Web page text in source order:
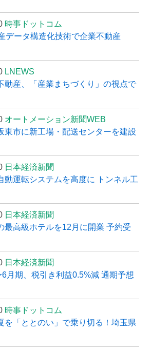
時事ドットコム
データ構造化技術で企業不動産
LNEWS
動産、「産業まちづくり」の視点で
オートメーション新聞WEB
東市に新工場・配送センターを建設
日本経済新聞
動運転システムを高度に トンネル工
日本経済新聞
最高級ホテルを12月に開業 予約受
日本経済新聞
月期、税引き利益0.5%減 通期予想
時事ドットコム
を「ととのい」で乗り切る！埼玉県